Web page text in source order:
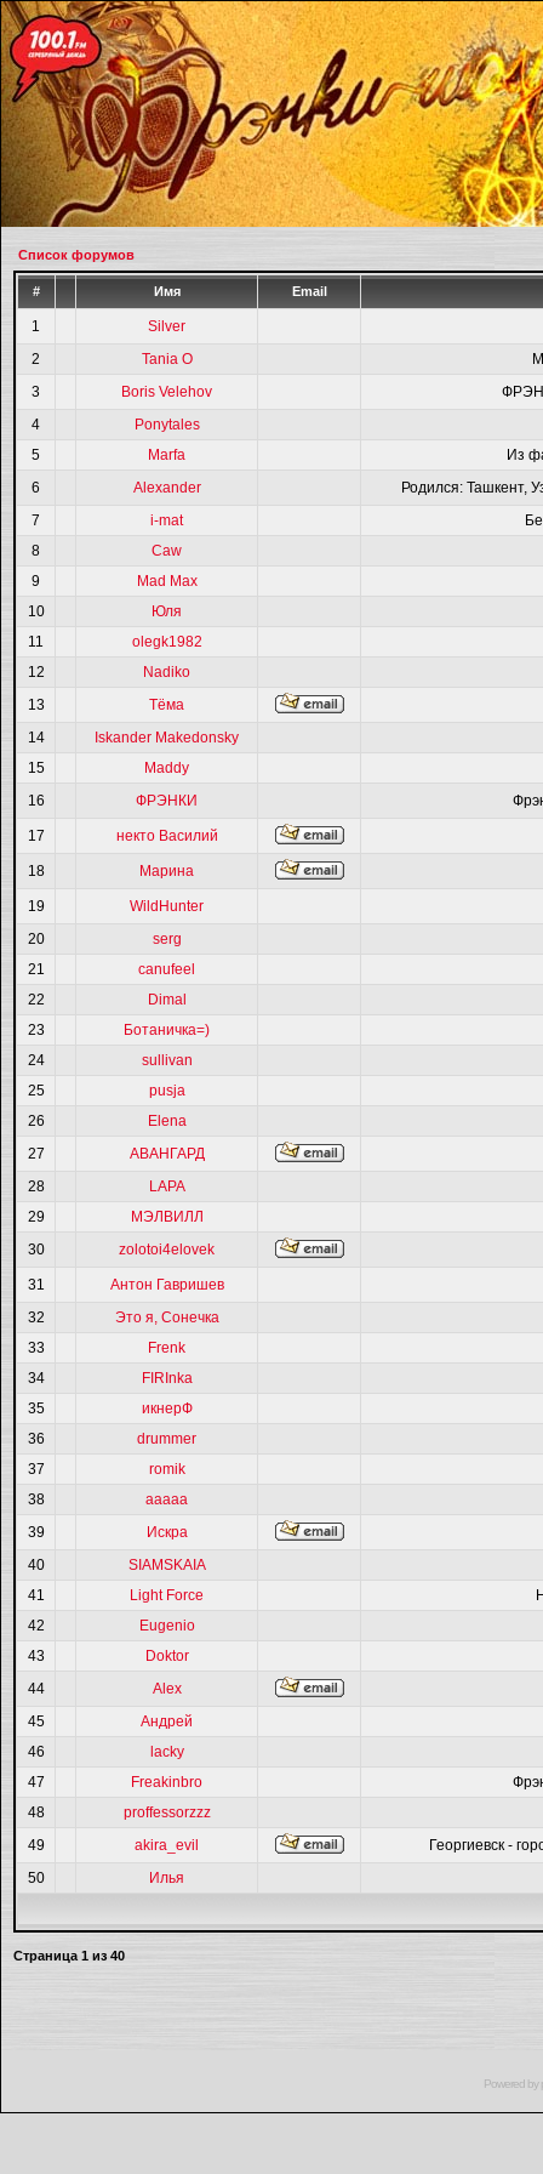
Список форумов
# Имя Email
1
Silver
2
Tania O
3
Boris Velehov
4
Ponytales
5
Marfa
Из
6
Alexander
Родился: Ташкент,
7
i-mat
8
Caw
9
Mad Max
10
Юля
11
olegk1982
12
Nadiko
13
Тёма
14
Iskander Makedonsky
15
Maddy
16
ФРЭНКИ
17 некто Василий
18 Марина
19
WildHunter
20
serg
21
canufeel
22
Dimal
23
Ботаничка=)
24
sullivan
25
pusja
26
Elena
27
АВАНГАРД
28
LAPA
29
МЭЛВИЛЛ
30
zolotoi4elovek
31
Антон Гавришев
32
Это я, Сонечка
33
Frenk
34
FIRInka
35
икнерФ
36
drummer
37
romik
38
ааааа
39
Искра
40
SIAMSKAIA
41
Light Force
42
Eugenio
43
Doktor
44
Alex
45
Андрей
46
lacky
47
Freakinbro
48
proffessorzzz
49
akira_evil
Георгиевск -
50
Илья
Страница 1 из 40
Powered by